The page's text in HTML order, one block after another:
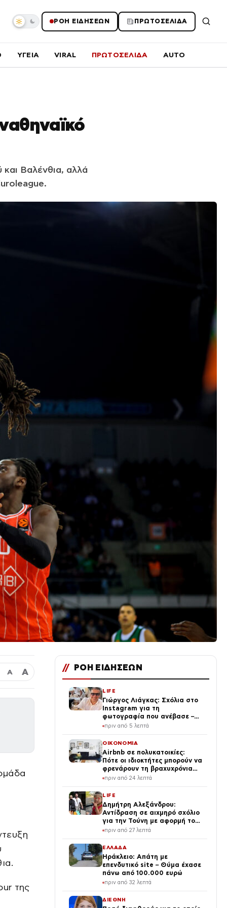
ΡΟΗ ΕΙΔΗΣΕΩΝ ΠΡΩΤΟΣΕΛΙΔΑ
ΥΓΕΙΑ VIRAL ΠΡΩΤΟΣΕΛΙΔΑ AUTO
Βαλένθια, αλλά
Α Α
της
// ΡΟΗ ΕΙΔΗΣΕΩΝ
LIFE
Γιώργος Λιάγκας: Σχόλια στο
Instagram για τη
φωτογραφία που ανέβασε –
«Ο Τζορτζ Κλούνεϊ της
πριν από 5 λεπτά
ΟΙΚΟΝΟΜΙΑ
Airbnb σε πολυκατοικίες:
Πότε οι ιδιοκτήτες μπορούν να
φρενάρουν τη βραχυχρόνια
μίσθωση
πριν από 24 λεπτά
LIFE
Δημήτρη Αλεξάνδρου:
Αντίδραση σε αιχμηρό σχόλιο
για την Τούνη με αφορμή το
μεγάλωμα του Πάρη
πριν από 27 λεπτά
ΕΛΛΑΔΑ
Ηράκλειο: Απάτη με
επενδυτικό site – Θύμα έχασε
πάνω από 100.000 ευρώ
πριν από 32 λεπτά
ΔΙΕΘΝΗ